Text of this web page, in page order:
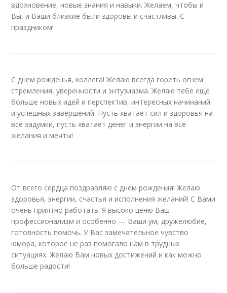
вдохновение, новые знания и навыки. Желаем, чтобы и
Вы, и Ваши близкие были здоровы и счастливы. С
праздником!
С днем рожденья, коллега! Желаю всегда гореть огнем
стремления, уверенности и энтузиазма. Желаю тебе еще
больше новых идей и перспектив, интересных начинаний
и успешных завершений. Пусть хватает сил и здоровья на
все задумки, пусть хватает денег и энергии на все
желания и мечты!
От всего сердца поздравляю с днем рождения! Желаю
здоровья, энергии, счастья и исполнения желаний! С Вами
очень приятно работать. Я высоко ценю Ваш
профессионализм и особенно — Ваши ум, дружелюбие,
готовность помочь. У Вас замечательное чувство
юмора, которое не раз помогало нам в трудных
ситуациях. Желаю Вам новых достижений и как можно
больше радости!